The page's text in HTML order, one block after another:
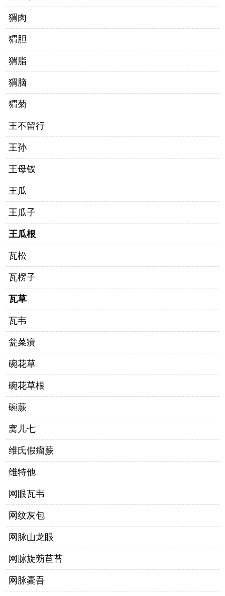
猬肉
猬胆
猬脂
猬脑
猬菊
王不留行
王孙
王母钗
王瓜
王瓜子
王瓜根
瓦松
瓦楞子
瓦草
瓦韦
瓮菜癀
碗花草
碗花草根
碗蕨
窝儿七
维氏假瘤蕨
维特他
网眼瓦韦
网纹灰包
网脉山龙眼
网脉旋蒴苣苔
网脉橐吾